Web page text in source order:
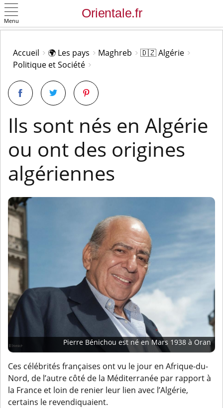
Menu
Accueil 🌍 Les pays Maghreb
🇩🇿 Algérie
Politique et Société
Ils sont nés en Algérie
ou ont des origines
algériennes
Pierre Bénichou est né en Mars 1938 à Oran
Ces célébrités françaises ont vu le jour en Afrique-du-
Nord, de l’autre côté de la Méditerranée par rapport à
la France et loin de renier leur lien avec l’Algérie,
certains le revendiquaient.